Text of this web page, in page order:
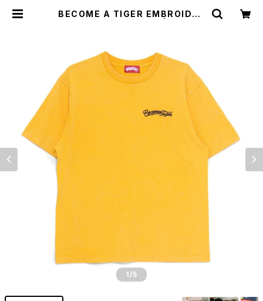
BECOME A TIGER EMBROIDER
1 /5